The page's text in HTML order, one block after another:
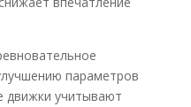
параметров
движки учитывают